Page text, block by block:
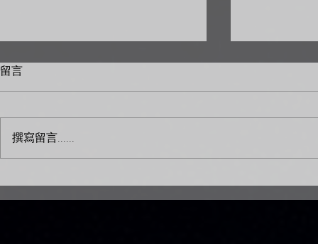
Mademo 歌手訪談 名單 張又
麗 下集：與歌曲情緒聲音
Mademo
麗 上集：
留言
撰寫留言......